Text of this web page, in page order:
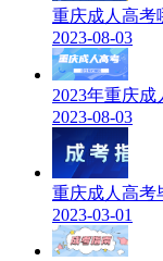
重庆成人高考
2023-08-03
2023年重庆
2023-08-03
重庆成人高考
2023-03-01